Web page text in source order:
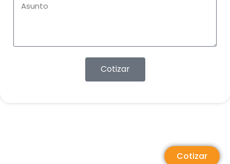
Cotizar
Cotizar